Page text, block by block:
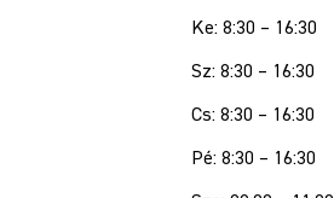
Ke: 8:30 – 16:30
Sz: 8:30 – 16:30
Cs: 8:30 – 16:30
Pé: 8:30 – 16:30